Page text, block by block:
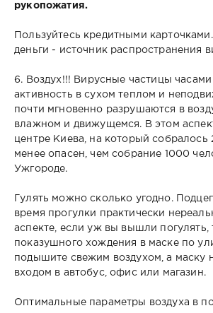
рукопожатия.
Пользуйтесь кредитными
деньги - источник распространения
6. Воздух!!! Вирусные частицы
активность в сухом теплом и
почти мгновенно разрушаются в
влажном и движущемся. В этом
центре Киева, на который собралось
менее опасен, чем собрание 1000
Ужгороде.
Гулять можно сколько угодно.
время прогулки практически
аспекте, если уж вы вышли погулять,
показушного хождения в маске по
подышите свежим воздухом, а маску
входом в автобус, офис или магазин.
Оптимальные параметры воздуха в